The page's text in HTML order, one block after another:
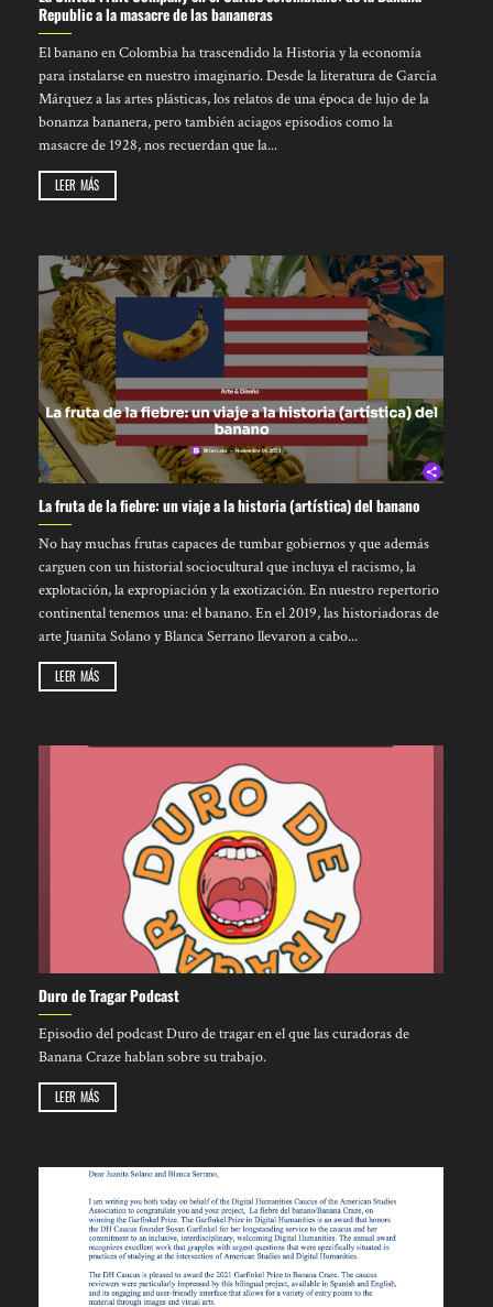
Republic a la masacre de las bananeras
El banano en Colombia ha trascendido la Historia y la economía
para instalarse en nuestro imaginario. Desde la literatura de García
Márquez a las artes plásticas, los relatos de una época de lujo de la
bonanza bananera, pero también aciagos episodios como la
masacre de 1928, nos recuerdan que la...
LEER MÁS
La fruta de la fiebre: un viaje a la historia (artística) del banano
No hay muchas frutas capaces de tumbar gobiernos y que además
carguen con un historial sociocultural que incluya el racismo, la
explotación, la expropiación y la exotización. En nuestro repertorio
continental tenemos una: el banano. En el 2019, las historiadoras de
arte Juanita Solano y Blanca Serrano llevaron a cabo...
LEER MÁS
Duro de Tragar Podcast
Episodio del podcast Duro de tragar en el que las curadoras de
Banana Craze hablan sobre su trabajo.
LEER MÁS